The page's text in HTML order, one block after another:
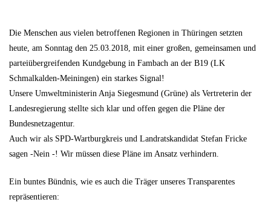
Die Menschen aus vielen betroffenen Regionen in Thüringen setzten
heute, am Sonntag den 25.03.2018, mit einer großen, gemeinsamen und
parteiübergreifenden Kundgebung in Fambach an der B19 (LK
Schmalkalden-Meiningen) ein starkes Signal!
Unsere Umweltministerin Anja Siegesmund (Grüne) als Vertreterin der
Landesregierung stellte sich klar und offen gegen die Pläne der
Bundesnetzagentur.
Auch wir als SPD-Wartburgkreis und Landratskandidat Stefan Fricke
sagen -Nein -! Wir müssen diese Pläne im Ansatz verhindern.
Ein buntes Bündnis, wie es auch die Träger unseres Transparentes
repräsentieren: